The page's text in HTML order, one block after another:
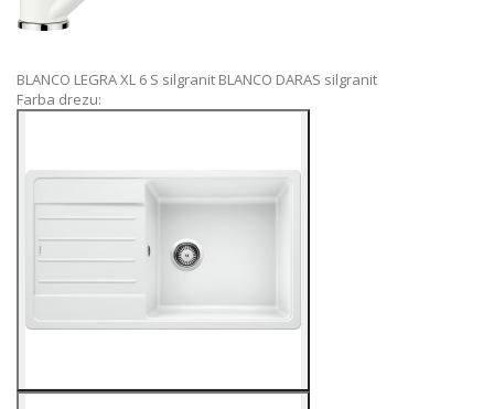
BLANCO LEGRA XL 6 S silgranit BLANCO DARAS silgranit
Farba drezu: